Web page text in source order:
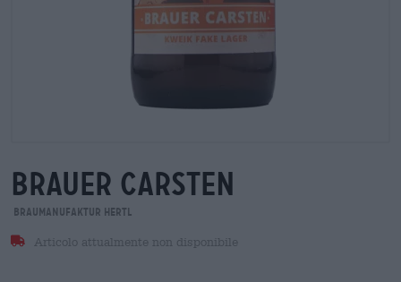
brauer carsten
Braumanufaktur Hertl
Articolo attualmente non disponibile